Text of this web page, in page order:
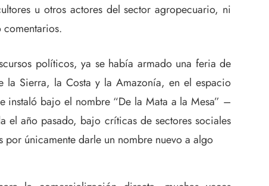
u otros actores del sector agropecuario, ni
políticos, ya se había armado una feria de
la Sierra, la Costa y la Amazonía, en el espacio
instaló bajo el nombre “De la Mata a la Mesa” –
el año pasado, bajo críticas de sectores sociales
únicamente darle un nombre nuevo a algo